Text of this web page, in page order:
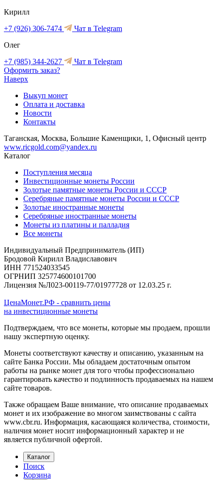
Кирилл
+7 (926) 306-7474
Чат в Telegram
Олег
+7 (985) 344-2627
Чат в Telegram
Оформить заказ?
Наверх
Выкуп монет
Оплата и доставка
Новости
Контакты
Таганская, Москва, Большие Каменщики, 1, Офисный центр
www.ricgold.com@yandex.ru
Каталог
Поступления месяца
Инвестиционные монеты России
Золотые памятные монеты России и СССР
Серебряные памятные монеты России и СССР
Золотые иностранные монеты
Серебряные иностранные монеты
Монеты из платины и палладия
Все монеты
Индивидуальный Предприниматель (ИП)
Бродовой Кирилл Владиславович
ИНН 771524033545
ОГРНИП 325774600101700
Лицензия №Л023-00119-77/01977728 от 12.03.25 г.
ЦенаМонет.РФ - сравнить цены
на инвестиционные монеты
Подтверждаем, что все монеты, которые мы продаем, прошли
нашу экспертную оценку.
Монеты соответствуют качеству и описанию, указанным на
сайте Банка России. Мы обладаем достаточным опытом
работы на рынке монет для того чтобы профессионально
гарантировать качество и подлинность продаваемых на нашем
сайте товаров.
Также обращаем Ваше внимание, что описание продаваемых
монет и их изображение во многом заимствованы с сайта
www.cbr.ru. Информация, касающаяся количества, стоимости,
наличия монет носит информационный характер и не
является публичной офертой.
Каталог
Поиск
Корзина